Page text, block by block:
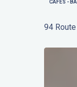
CAFÉS -
94